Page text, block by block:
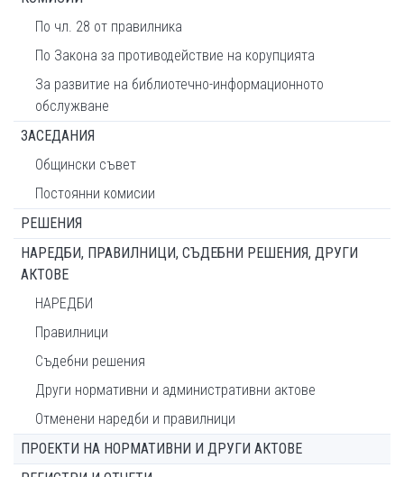
По чл. 28 от правилника
По Закона за противодействие на корупцията
За развитие на библиотечно-информационното
обслужване
ЗАСЕДАНИЯ
Общински съвет
Постоянни комисии
РЕШЕНИЯ
НАРЕДБИ, ПРАВИЛНИЦИ, СЪДЕБНИ РЕШЕНИЯ, ДРУГИ
АКТОВЕ
НАРЕДБИ
Правилници
Съдебни решения
Други нормативни и административни актове
Отменени наредби и правилници
ПРОЕКТИ НА НОРМАТИВНИ И ДРУГИ АКТОВЕ